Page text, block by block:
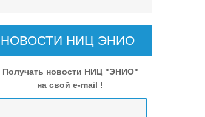
НОВОСТИ НИЦ ЭНИО
Получать новости НИЦ "ЭНИО"
на свой e-mail !